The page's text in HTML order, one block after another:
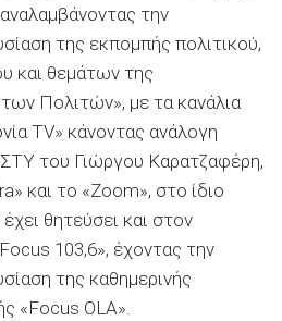
την
της εκπομπής πολιτικού,
και θεμάτων της
Πολιτών», με τα κανάλια
TV» κάνοντας ανάλογη
του Γιώργου Καρατζαφέρη,
και το «Zoom», στο ίδιο
θητεύσει και στον
103,6», έχοντας την
της καθημερινής
«Focus OLA».